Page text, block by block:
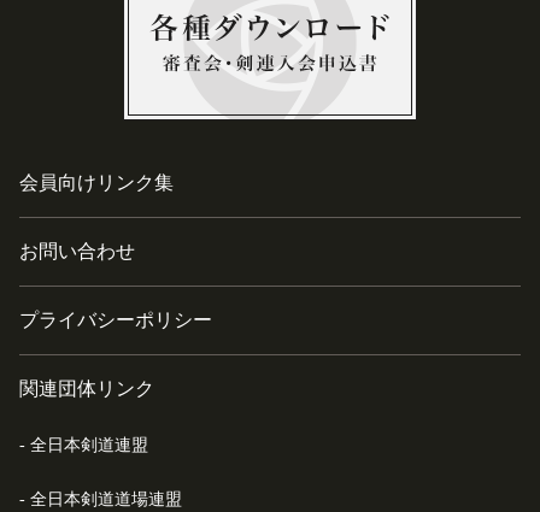
会員向けリンク集
お問い合わせ
プライバシーポリシー
関連団体リンク
全日本剣道連盟
全日本剣道道場連盟